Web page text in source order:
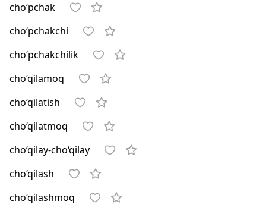
cho‘pchak
cho‘pchakchi
cho‘pchakchilik
cho‘qilamoq
cho‘qilatish
cho‘qilatmoq
cho‘qilay-cho‘qilay
cho‘qilash
cho‘qilashmoq